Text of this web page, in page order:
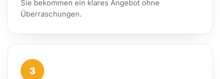
Sie bekommen ein klares Angebot ohne
Überraschungen.
3